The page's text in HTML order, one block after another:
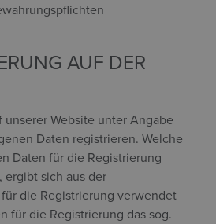
AUF DER
unserer Website unter Angabe
Daten registrieren. Welche
Daten für die Registrierung
sich aus der
die Registrierung verwendet
für die Registrierung das sog.